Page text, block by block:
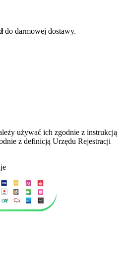
do darmowej dostawy.
używać ich zgodnie z instrukcją
z definicją Urzędu Rejestracji